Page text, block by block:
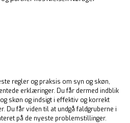
regler og praksis om syn og skøn,
erklæringer. Du får dermed indblik
skøn og indsigt i effektiv og korrekt
Du får viden til at undgå faldgruberne i
på de nyeste problemstillinger.